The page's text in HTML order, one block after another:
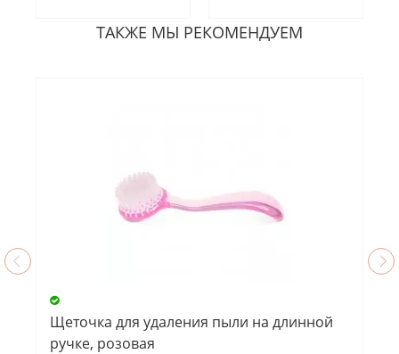
ТАКЖЕ МЫ РЕКОМЕНДУЕМ
Щеточка для удаления пыли на длинной
ручке, розовая